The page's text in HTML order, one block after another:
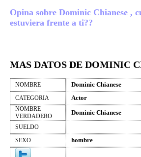
Opina sobre Dominic Chianese ,
estuviera frente a ti??
MAS DATOS DE DOMINIC
NOMBRE Dominic Chianese
CATEGORIA Actor
NOMBRE
VERDADERO
Dominic Chianese
SUELDO
SEXO
hombre